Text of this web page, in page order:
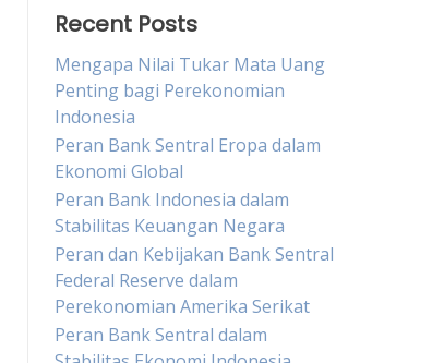
Recent Posts
Mengapa Nilai Tukar Mata Uang
Penting bagi Perekonomian
Indonesia
Peran Bank Sentral Eropa dalam
Ekonomi Global
Peran Bank Indonesia dalam
Stabilitas Keuangan Negara
Peran dan Kebijakan Bank Sentral
Federal Reserve dalam
Perekonomian Amerika Serikat
Peran Bank Sentral dalam